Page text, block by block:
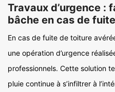
Travaux d’urgence :
bâche en cas de
En cas de fuite de toiture
une opération d’urgence
professionnels. Cette solution
pluie continue à s’infiltrer à